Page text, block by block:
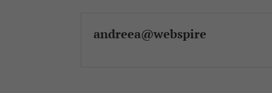
andreea@webspire